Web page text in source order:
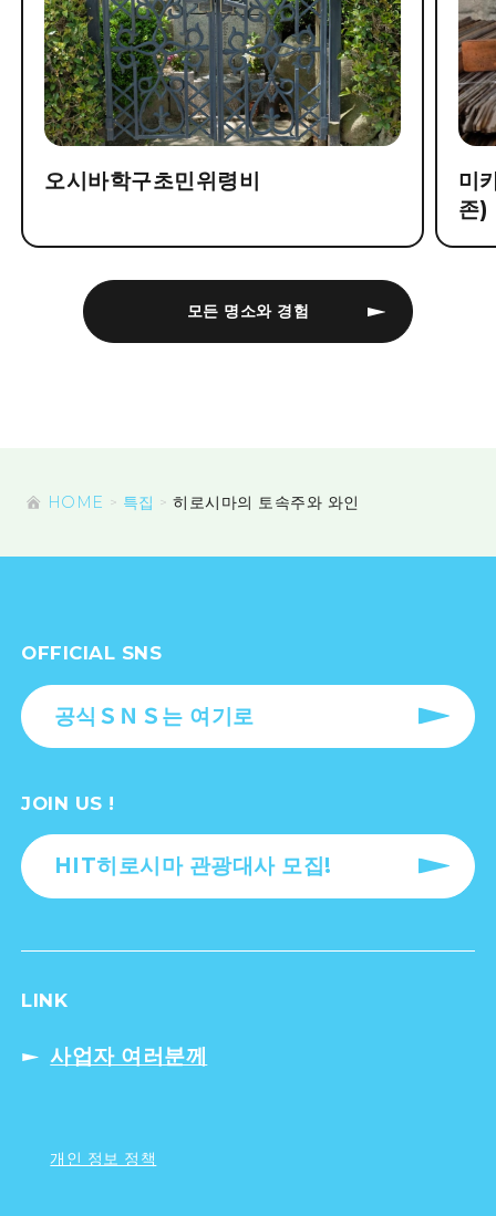
모든 명소와 경험
오시바학구초민위령비
미
존)
HOME 특집 히로시마의 토속주와 와인
OFFICIAL SNS
공식ＳＮＳ는 여기로
JOIN US !
HIT히로시마 관광대사 모집!
LINK
사업자 여러분께
개인 정보 정책